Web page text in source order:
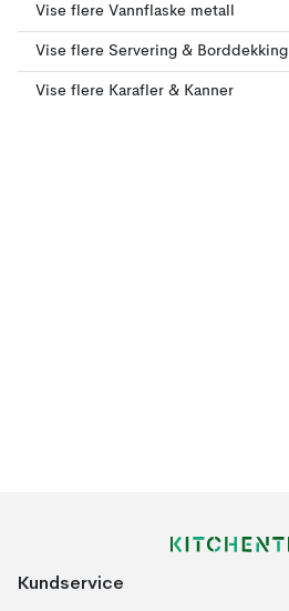
Vise flere Vannflaske metall
Vise flere Servering & Borddekking
Vise flere Karafler & Kanner
Kundservice